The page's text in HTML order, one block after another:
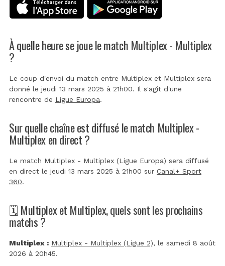
À quelle heure se joue le match Multiplex - Multiplex
?
Le coup d'envoi du match entre Multiplex et Multiplex sera
donné le jeudi 13 mars 2025 à 21h00. Il s'agit d'une
rencontre de Ligue Europa.
Sur quelle chaîne est diffusé le match Multiplex -
Multiplex en direct ?
Le match Multiplex - Multiplex (Ligue Europa) sera diffusé
en direct le jeudi 13 mars 2025 à 21h00 sur Canal+ Sport
360.
🗓️ Multiplex et Multiplex, quels sont les prochains
matchs ?
Multiplex : Multiplex - Multiplex (Ligue 2), le samedi 8 août
2026 à 20h45.